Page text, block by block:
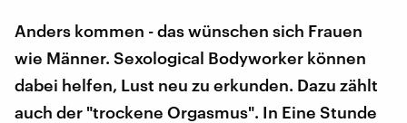
Anders kommen - das wünschen sich Frauen
wie Männer. Sexological Bodyworker können
dabei helfen, Lust neu zu erkunden. Dazu zählt
auch der "trockene Orgasmus". In Eine Stunde